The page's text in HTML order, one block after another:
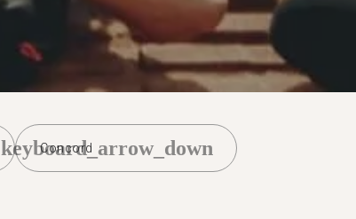
Concord
keyboard_arrow_down